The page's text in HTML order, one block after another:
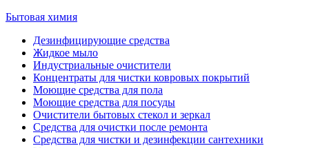
Бытовая химия
Дезинфицирующие средства
Жидкое мыло
Индустриальные очистители
Концентраты для чистки ковровых покрытий
Моющие средства для пола
Моющие средства для посуды
Очистители бытовых стекол и зеркал
Средства для очистки после ремонта
Средства для чистки и дезинфекции сантехники